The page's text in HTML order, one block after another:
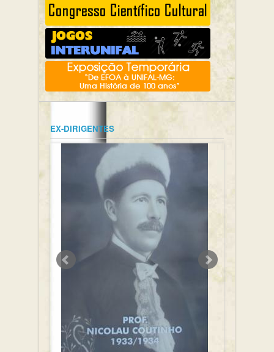
EX-DIRIGENTES